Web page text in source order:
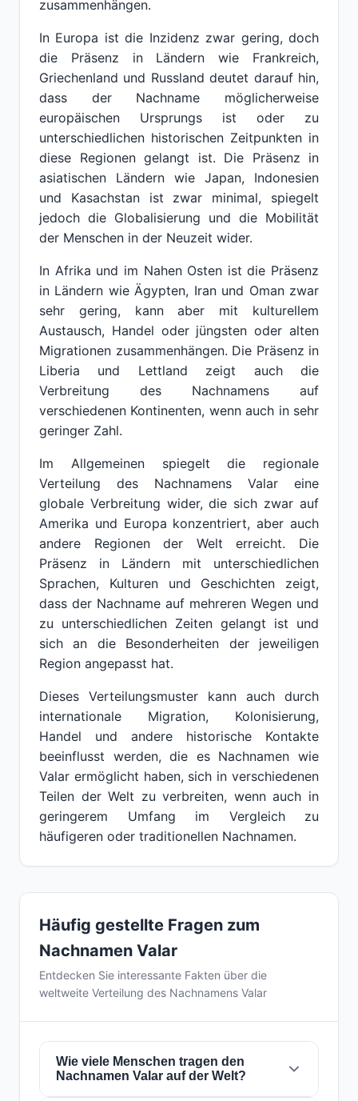
zusammenhängen.
In Europa ist die Inzidenz zwar gering, doch
die Präsenz in Ländern wie Frankreich,
Griechenland und Russland deutet darauf hin,
dass der Nachname möglicherweise
europäischen Ursprungs ist oder zu
unterschiedlichen historischen Zeitpunkten in
diese Regionen gelangt ist. Die Präsenz in
asiatischen Ländern wie Japan, Indonesien
und Kasachstan ist zwar minimal, spiegelt
jedoch die Globalisierung und die Mobilität
der Menschen in der Neuzeit wider.
In Afrika und im Nahen Osten ist die Präsenz
in Ländern wie Ägypten, Iran und Oman zwar
sehr gering, kann aber mit kulturellem
Austausch, Handel oder jüngsten oder alten
Migrationen zusammenhängen. Die Präsenz in
Liberia und Lettland zeigt auch die
Verbreitung des Nachnamens auf
verschiedenen Kontinenten, wenn auch in sehr
geringer Zahl.
Im Allgemeinen spiegelt die regionale
Verteilung des Nachnamens Valar eine
globale Verbreitung wider, die sich zwar auf
Amerika und Europa konzentriert, aber auch
andere Regionen der Welt erreicht. Die
Präsenz in Ländern mit unterschiedlichen
Sprachen, Kulturen und Geschichten zeigt,
dass der Nachname auf mehreren Wegen und
zu unterschiedlichen Zeiten gelangt ist und
sich an die Besonderheiten der jeweiligen
Region angepasst hat.
Dieses Verteilungsmuster kann auch durch
internationale Migration, Kolonisierung,
Handel und andere historische Kontakte
beeinflusst werden, die es Nachnamen wie
Valar ermöglicht haben, sich in verschiedenen
Teilen der Welt zu verbreiten, wenn auch in
geringerem Umfang im Vergleich zu
häufigeren oder traditionellen Nachnamen.
Häufig gestellte Fragen zum
Nachnamen Valar
Entdecken Sie interessante Fakten über die
weltweite Verteilung des Nachnamens Valar
Wie viele Menschen tragen den
Nachnamen Valar auf der Welt?